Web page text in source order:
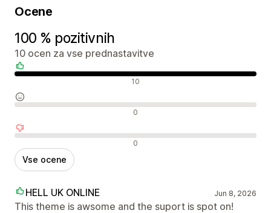
Ocene
100 % pozitivnih
10 ocen za vse prednastavitve
Pozitivne ocene 10
Nevtralne ocene 0
Negativne ocene 0
Vse ocene
HELL UK ONLINE Jun 8, 2026
This theme is awsome and the suport is spot on!